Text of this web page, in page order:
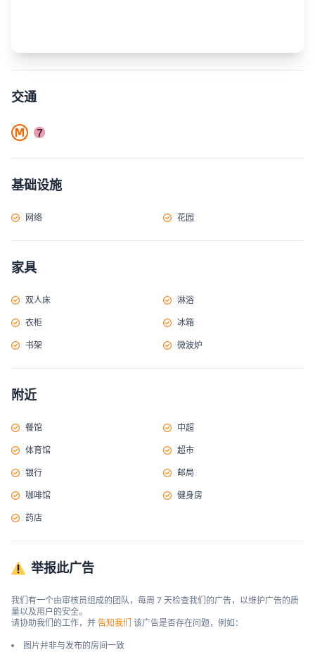
交通
基础设施
网络 花园
家具
双人床 淋浴
衣柜 冰箱
书架 微波炉
附近
餐馆 中超
体育馆 超市
银行 邮局
咖啡馆 健身房
药店
举报此广告
我们有一个由审核员组成的团队，每周 7 天检查我们的广告，以维护广告的质
量以及用户的安全。
请协助我们的工作，并 告知我们 该广告是否存在问题，例如：
图片并非与发布的房间一致